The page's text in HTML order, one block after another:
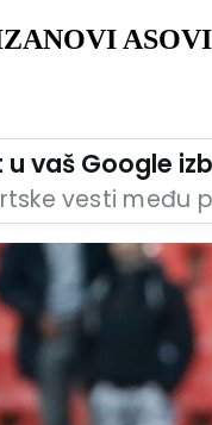
vaš Google
vesti među